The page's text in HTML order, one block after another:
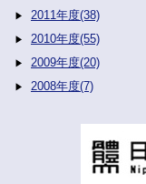
2011年度(38)
2010年度(55)
2009年度(20)
2008年度(7)